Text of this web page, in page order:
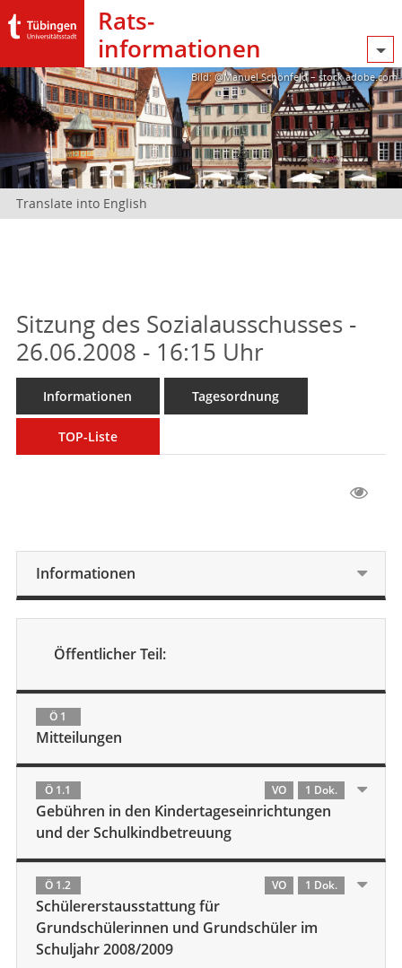
Rats­
informationen
Bild: @Manuel Schönfeld – stock.adobe.com
Translate into English
Sitzung des Sozialausschusses -
26.06.2008 - 16:15 Uhr
Informationen Tagesordnung
TOP-Liste
Informationen
Öffentlicher Teil:
Ö 1
Mitteilungen
Ö 1.1 VO 1 Dok.
Gebühren in den Kindertageseinrichtungen
und der Schulkindbetreuung
Ö 1.2 VO 1 Dok.
Schülererstausstattung für
Grundschülerinnen und Grundschüler im
Schuljahr 2008/2009